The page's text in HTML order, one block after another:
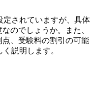
定されていますが、具体
のでしょうか。また、
、受験料の割引の可能
説明します。